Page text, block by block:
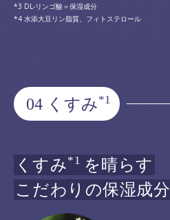
DL-リンゴ酸＝保湿成分
水添大豆リン脂質、フィトステロール
04 くすみ*1
くすみ*1 を晴らす
こだわりの保湿成分